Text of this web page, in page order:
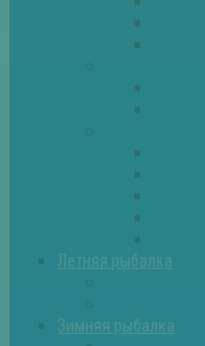
Летняя рыбалка
Зимняя рыбалка